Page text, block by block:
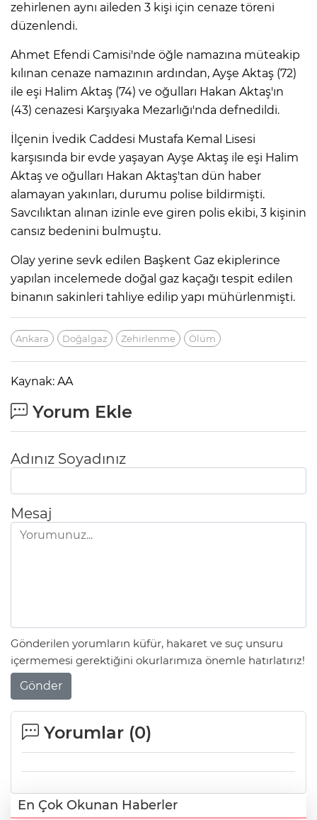
zehirlenen aynı aileden 3 kişi için cenaze töreni
düzenlendi.
Ahmet Efendi Camisi'nde öğle namazına müteakip
kılınan cenaze namazının ardından, Ayşe Aktaş (72)
ile eşi Halim Aktaş (74) ve oğulları Hakan Aktaş'ın
(43) cenazesi Karşıyaka Mezarlığı'nda defnedildi.
İlçenin İvedik Caddesi Mustafa Kemal Lisesi
karşısında bir evde yaşayan Ayşe Aktaş ile eşi Halim
Aktaş ve oğulları Hakan Aktaş'tan dün haber
alamayan yakınları, durumu polise bildirmişti.
Savcılıktan alınan izinle eve giren polis ekibi, 3 kişinin
cansız bedenini bulmuştu.
Olay yerine sevk edilen Başkent Gaz ekiplerince
yapılan incelemede doğal gaz kaçağı tespit edilen
binanın sakinleri tahliye edilip yapı mühürlenmişti.
Ankara Doğalgaz Zehirlenme Ölüm
Kaynak: AA
Yorum Ekle
Adınız Soyadınız
Mesaj
Gönderilen yorumların küfür, hakaret ve suç unsuru
içermemesi gerektiğini okurlarımıza önemle hatırlatırız!
Gönder
Yorumlar (0)
En Çok Okunan Haberler